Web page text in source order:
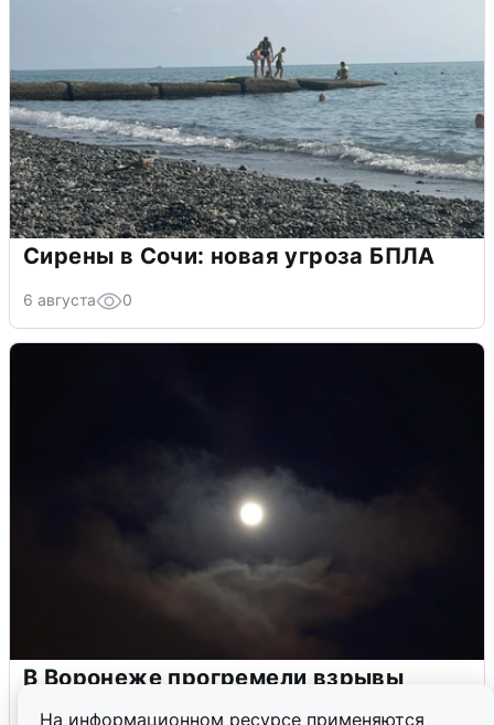
На информационном ресурсе применяются
Сирены в Сочи: новая угроза БПЛА
6 августа 0
В Воронеже прогремели взрывы